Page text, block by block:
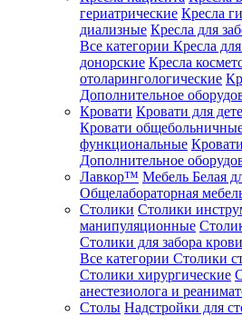
гериатрические Кресла
диализные Кресла для
Все категории Кресла
донорские Кресла
отоларингологические
Дополнительное
Кровати Кровати для
Кровати
функциональные
Дополнительное
Лавкор™ Мебель Белая
Общелабораторная
Столики Столики
манипуляционные
Столики для забора крови
Все категории Столики
Столики хирургические
анестезиолога и
Столы Надстройки для